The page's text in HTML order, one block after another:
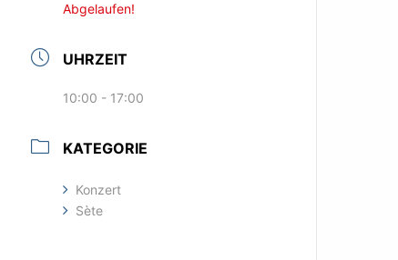
Abgelaufen!
UHRZEIT
10:00 - 17:00
KATEGORIE
Konzert
Sète